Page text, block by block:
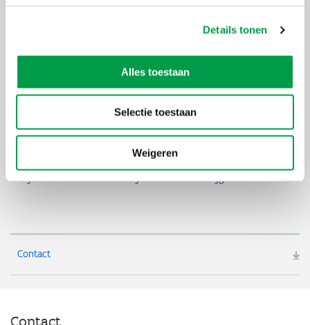
Details tonen
Alles toestaan
Selectie toestaan
Weigeren
Waarom subsidieert Vlaanderen dit?
De Vlaamse Regering zet sterk in op een lager en duurzamer
energieverbruik van Vlaamse bedrijven. Vlaanderen streeft in haar
Vlaams Energie- en Klimaatplan 2021-2030 de doelstelling na om
tegen 2030 zijn broeikasgasemissies in de ESR-sectoren te
reduceren met 40% ten opzichte van 2005.
Ondernemingen kunnen begeleiding en investeringssteun krijgen
om hun productieprocessen minder afhankelijk te maken van
Contact
Contact